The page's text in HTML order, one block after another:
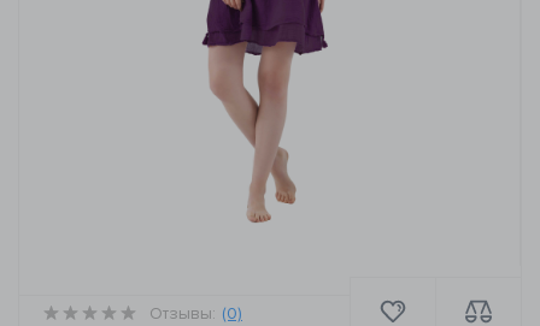
Отзывы: (0)